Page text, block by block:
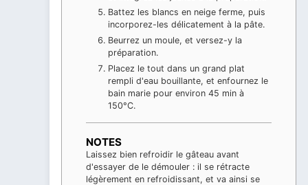
Battez les blancs en neige ferme, puis
incorporez-les délicatement à la pâte.
Beurrez un moule, et versez-y la
préparation.
Placez le tout dans un grand plat
rempli d'eau bouillante, et enfournez le
bain marie pour environ 45 min à
150°C.
NOTES
Laissez bien refroidir le gâteau avant
d'essayer de le démouler : il se rétracte
légèrement en refroidissant, et va ainsi se